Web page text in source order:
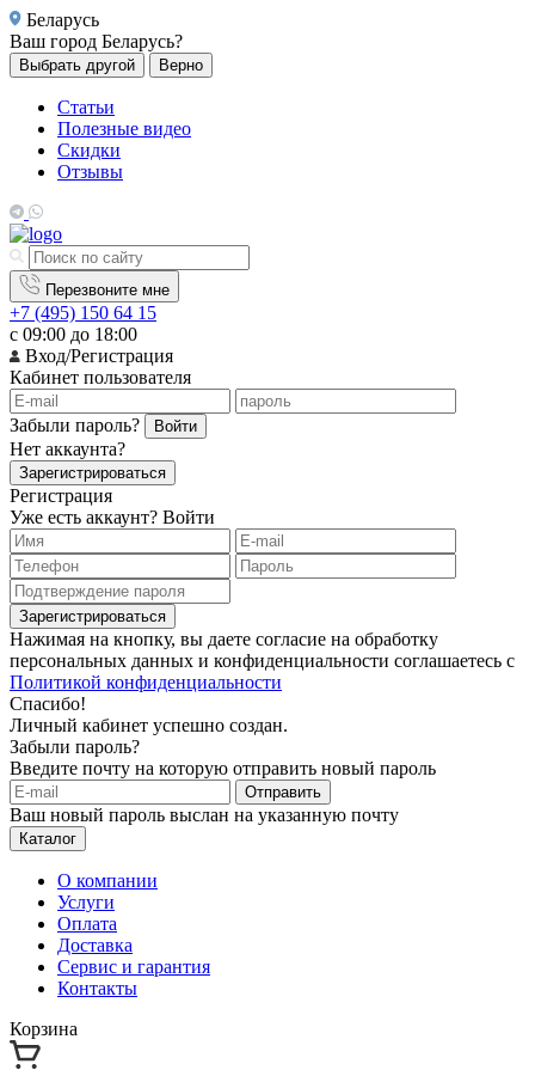
Беларусь
Ваш город Беларусь?
Выбрать другой Верно
Статьи
Полезные видео
Скидки
Отзывы
Перезвоните мне
+7 (495) 150 64 15
с 09:00 до 18:00
Вход/Регистрация
Кабинет пользователя
Забыли пароль? Войти
Нет аккаунта?
Зарегистрироваться
Регистрация
Уже есть аккаунт? Войти
Зарегистрироваться
Нажимая на кнопку, вы даете согласие на обработку
персональных данных и конфиденциальности соглашаетесь с
Политикой конфиденциальности
Спасибо!
Личный кабинет успешно создан.
Забыли пароль?
Введите почту на которую отправить новый пароль
Отправить
Ваш новый пароль выслан на указанную почту
Каталог
О компании
Услуги
Оплата
Доставка
Сервис и гарантия
Контакты
Корзина